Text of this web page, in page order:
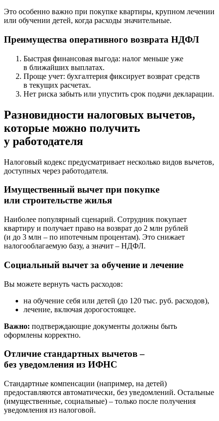
Это особенно важно при покупке квартиры, крупном лечении
или обучении детей, когда расходы значительные.
Преимущества оперативного возврата НДФЛ
Быстрая финансовая выгода: налог меньше уже
в ближайших выплатах.
Проще учет: бухгалтерия фиксирует возврат средств
в текущих расчетах.
Нет риска забыть или упустить срок подачи декларации.
Разновидности налоговых вычетов,
которые можно получить
у работодателя
Налоговый кодекс предусматривает несколько видов вычетов,
доступных через работодателя.
Имущественный вычет при покупке
или строительстве жилья
Наиболее популярный сценарий. Сотрудник покупает
квартиру и получает право на возврат до 2 млн рублей
(и до 3 млн – по ипотечным процентам). Это снижает
налогооблагаемую базу, а значит – НДФЛ.
Социальный вычет за обучение и лечение
Вы можете вернуть часть расходов:
на обучение себя или детей (до 120 тыс. руб. расходов),
лечение, включая дорогостоящее.
Важно: подтверждающие документы должны быть
оформлены корректно.
Отличие стандартных вычетов –
без уведомления из ИФНС
Стандартные компенсации (например, на детей)
предоставляются автоматически, без уведомлений. Остальные
(имущественные, социальные) – только после получения
уведомления из налоговой.